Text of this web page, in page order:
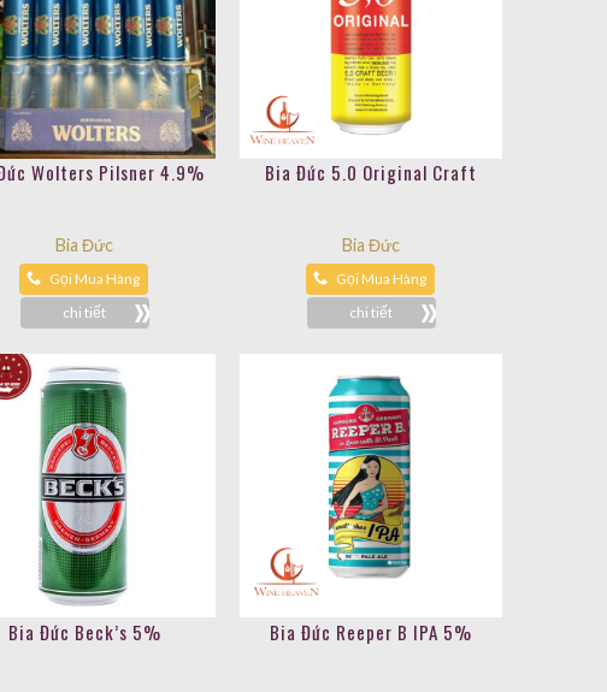
Wolters Pilsner 4.9%
Bia Đức
Gọi Mua Hàng
chi tiết
Bia Đức 5.0 Original Craft
Bia Đức
Gọi Mua Hàng
chi tiết
Bia Đức Beck’s 5% Bia Đức Reeper B IPA 5%